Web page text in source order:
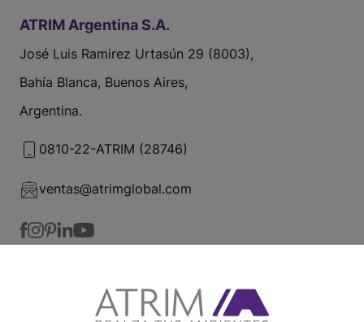
ATRIM Argentina S.A.
José Luis Ramirez Urtasún 29 (8003),
Bahía Blanca, Buenos Aires,
Argentina.
0810-22-ATRIM (28746)
ventas@atrimglobal.com